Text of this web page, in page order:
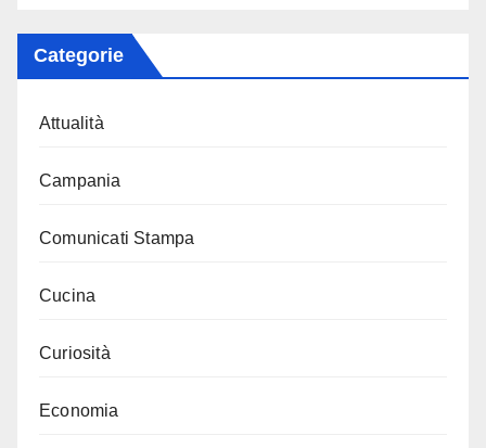
Categorie
Attualità
Campania
Comunicati Stampa
Cucina
Curiosità
Economia